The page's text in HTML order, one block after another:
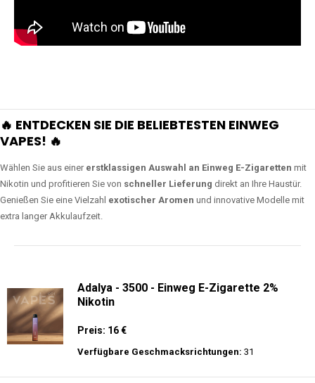
🔥 ENTDECKEN SIE DIE BELIEBTESTEN EINWEG
VAPES! 🔥
Wählen Sie aus einer erstklassigen Auswahl an Einweg E-Zigaretten mit
Nikotin und profitieren Sie von schneller Lieferung direkt an Ihre Haustür.
Genießen Sie eine Vielzahl exotischer Aromen und innovative Modelle mit
extra langer Akkulaufzeit.
Adalya - 3500 - Einweg E-Zigarette 2%
Nikotin
Preis: 16 €
Verfügbare Geschmacksrichtungen: 31